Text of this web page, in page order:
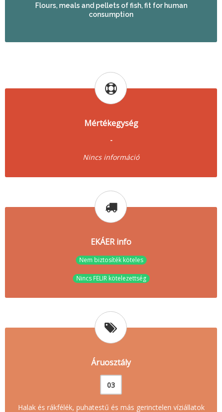
Flours, meals and pellets of fish, fit for human
consumption
Mértékegység
-
Nincs információ
EKÁER info
Nem biztosíték köteles
Nincs FELIR kötelezettség
Áruosztály
03
Halak és rákfélék, puhatestű és más gerinctelen víziállatok